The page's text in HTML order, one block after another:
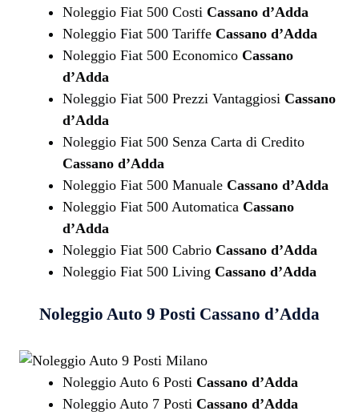
Noleggio Fiat 500 Costi Cassano d’Adda
Noleggio Fiat 500 Tariffe Cassano d’Adda
Noleggio Fiat 500 Economico Cassano
d’Adda
Noleggio Fiat 500 Prezzi Vantaggiosi Cassano
d’Adda
Noleggio Fiat 500 Senza Carta di Credito
Cassano d’Adda
Noleggio Fiat 500 Manuale Cassano d’Adda
Noleggio Fiat 500 Automatica Cassano
d’Adda
Noleggio Fiat 500 Cabrio Cassano d’Adda
Noleggio Fiat 500 Living Cassano d’Adda
Noleggio Auto 9 Posti Cassano d’Adda
Noleggio Auto 6 Posti Cassano d’Adda
Noleggio Auto 7 Posti Cassano d’Adda